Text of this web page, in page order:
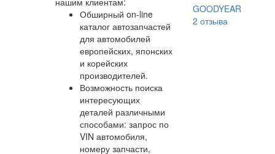
Обширный on-line
каталог автозапчастей
для автомобилей
европейских, японских
и корейских
производителей.
Возможность поиска
интересующих
деталей различными
способами: запрос по
VIN автомобиля,
номеру запчасти,
GOODYEAR
2 отзыва